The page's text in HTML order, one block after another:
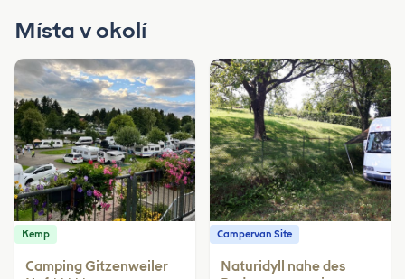
Místa v okolí
Kemp
Camping Gitzenweiler
Campervan Site
Naturidyll nahe des